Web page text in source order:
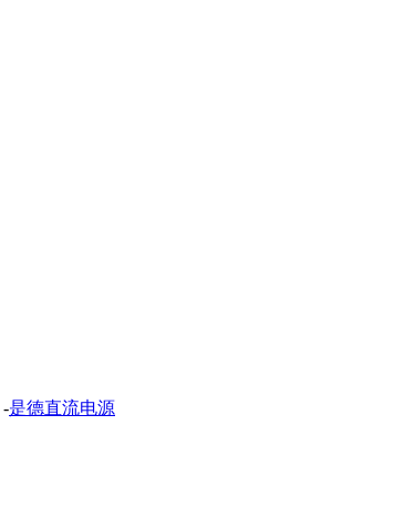
-是德直流电源